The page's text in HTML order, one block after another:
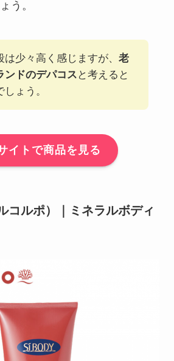
う。
は少々高く感じますが、 老
ンドのデパコス と考えると
ょう。
イトで商品を見る
コルポ）｜ミネラルボディ